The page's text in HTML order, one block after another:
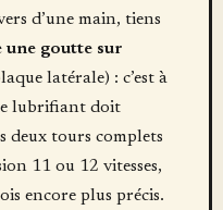
d’une main, tiens
une goutte sur
latérale) : c’est à
lubrifiant doit
deux tours complets
11 ou 12 vitesses,
encore plus précis.